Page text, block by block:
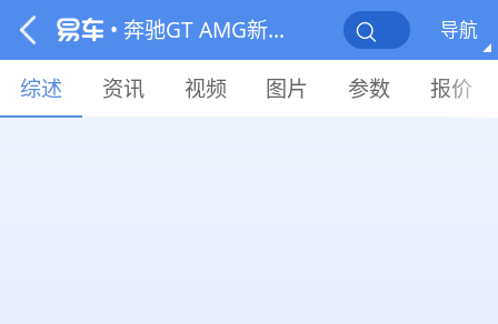
• 奔驰GT AMG新能源 导航
综述 资讯 视频 图片 参数 报价